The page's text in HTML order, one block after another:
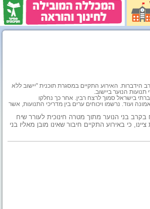
הידברות. האירוע התקיים במסגרת תוכנית "יישוב ללא
בישראל סמוך לרצח רבין. אחר כך נחלקו
ועוד. נרשמו ויכוחים ערים בין מדריכי התנועות, אשר
בקרב בני הנוער מתוך מטרה חינוכית לעורר שיח
כי באירוע התקיים חיבור שאינו מובן מאליו בני